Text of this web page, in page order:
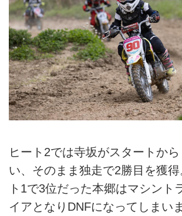
ヒート2では寺坂がスタートか
い、そのまま独走で2勝目を獲
ト1で3位だった本郷はマシント
イアとなりDNFになってしまい